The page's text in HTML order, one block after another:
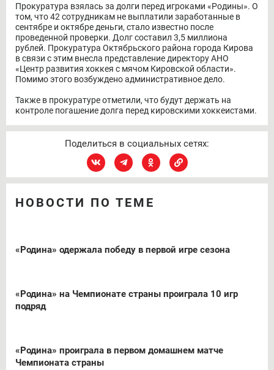
Прокуратура взялась за долги перед игроками «Родины». О
том, что 42 сотрудникам не выплатили заработанные в
сентябре и октябре деньги, стало известно после
проведенной проверки. Долг составил 3,5 миллиона
рублей. Прокуратура Октябрьского района города Кирова
в связи с этим внесла представление директору АНО
«Центр развития хоккея с мячом Кировской области».
Помимо этого возбуждено административное дело.
Также в прокуратуре отметили, что будут держать на
контроле погашение долга перед кировскими хоккеистами.
Поделиться в социальных сетях:
НОВОСТИ ПО ТЕМЕ
«Родина» одержала победу в первой игре сезона
«Родина» на Чемпионате страны проиграла 10 игр
подряд
«Родина» проиграла в первом домашнем матче
Чемпионата страны